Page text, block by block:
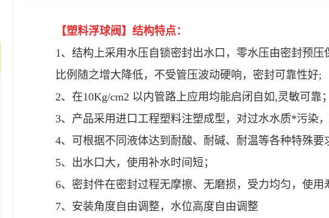
【塑料浮球阀】结构特点：
1、结构上采用水压自锁密封出水口，零水压由密封预
比例随之增大降低，不受管压波动硬响，密封可靠性好;
2、在10Kg/cm2 以内管路上应用均能启闭自如,灵敏可靠；
3、产品采用进口工程塑料注塑成型，对过水水质*污染
4、可根据不同液体达到耐酸、耐碱、耐温等各种特殊要
5、出水口大，使用补水时间短；
6、密封件在密封过程无摩擦、无磨损，受力均匀，使用
7、安装角度自由调整，水位高度自由调整